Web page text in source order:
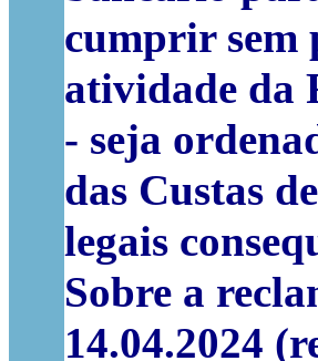
cumprir sem
atividade da
- seja
das Custas
legais
Sobre a
14.04.2024